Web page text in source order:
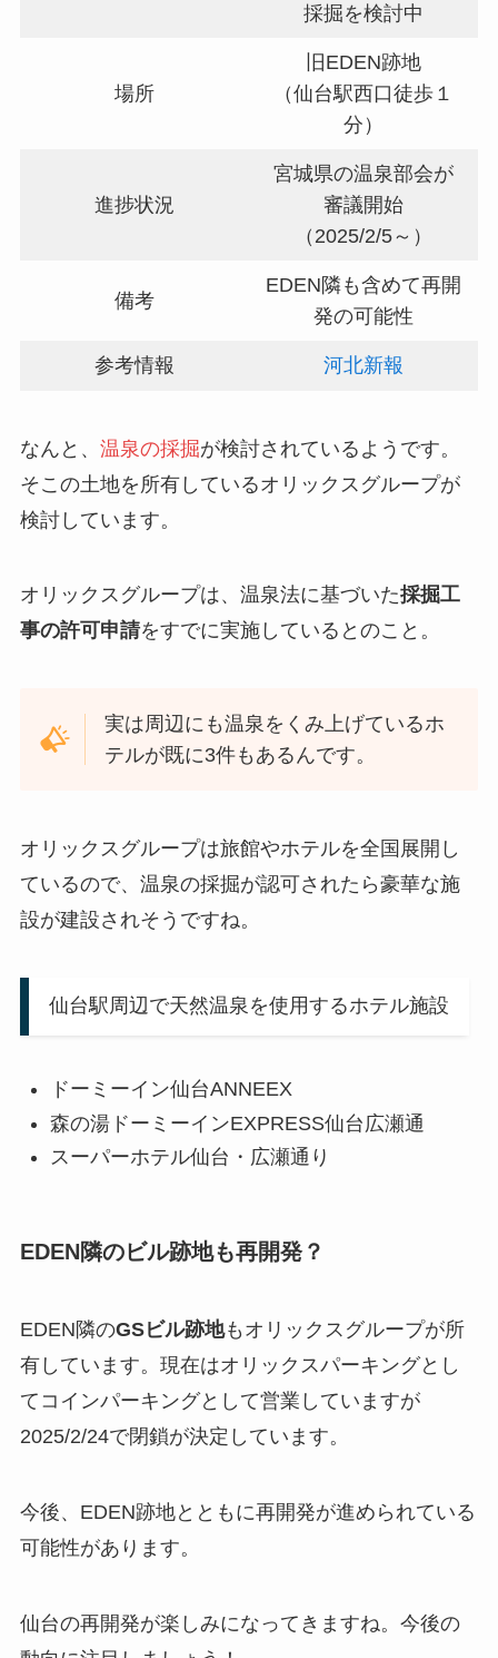
採掘を検討中
場所
旧EDEN跡地
（仙台駅西口徒歩１
分）
進捗状況
宮城県の温泉部会が
審議開始
（2025/2/5～）
備考
EDEN隣も含めて再開
発の可能性
参考情報 河北新報
なんと、 温泉の採掘が検討されているようです。
そこの土地を所有しているオリックスグループが
検討しています。
オリックスグループは、温泉法に基づいた採掘工
事の許可申請をすでに実施しているとのこと。
実は周辺にも温泉をくみ上げているホ
テルが既に3件もあるんです。
オリックスグループは旅館やホテルを全国展開し
ているので、温泉の採掘が認可されたら豪華な施
設が建設されそうですね。
仙台駅周辺で天然温泉を使用するホテル施設
ドーミーイン仙台ANNEEX
森の湯ドーミーインEXPRESS仙台広瀬通
スーパーホテル仙台・広瀬通り
EDEN隣のビル跡地も再開発？
EDEN隣のGSビル跡地もオリックスグループが所
有しています。現在はオリックスパーキングとし
てコインパーキングとして営業していますが
2025/2/24で閉鎖が決定しています。
今後、EDEN跡地とともに再開発が進められている
可能性があります。
仙台の再開発が楽しみになってきますね。今後の